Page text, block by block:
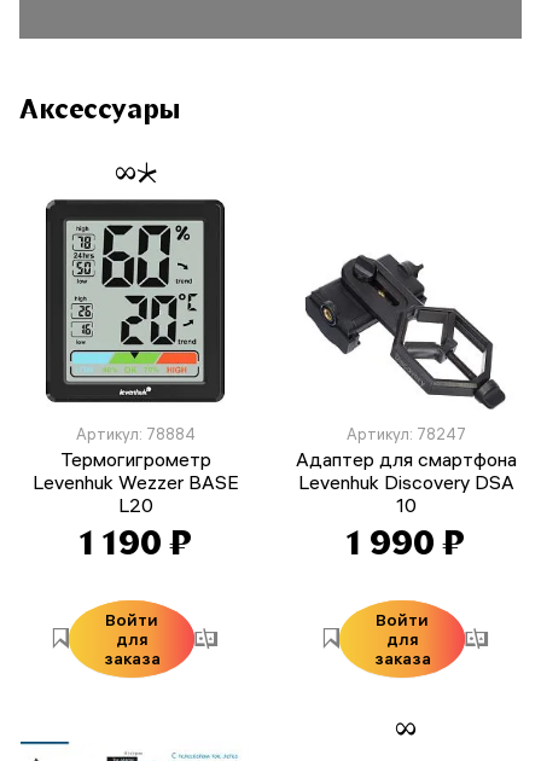
Аксессуары
Артикул: 78884
Термогигрометр
Levenhuk Wezzer BASE
L20
1 190 ₽
Войти
для
заказа
Артикул: 78247
Адаптер для смартфона
Levenhuk Discovery DSA
10
1 990 ₽
Войти
для
заказа